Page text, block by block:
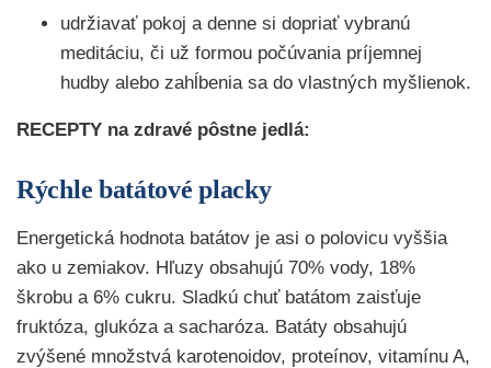
udržiavať pokoj a denne si dopriať vybranú
meditáciu, či už formou počúvania príjemnej
hudby alebo zahĺbenia sa do vlastných myšlienok.
RECEPTY na zdravé pôstne jedlá:
Rýchle batátové placky
Energetická hodnota batátov je asi o polovicu vyššia
ako u zemiakov. Hľuzy obsahujú 70% vody, 18%
škrobu a 6% cukru. Sladkú chuť batátom zaisťuje
fruktóza, glukóza a sacharóza. Batáty obsahujú
zvýšené množstvá karotenoidov, proteínov, vitamínu A,